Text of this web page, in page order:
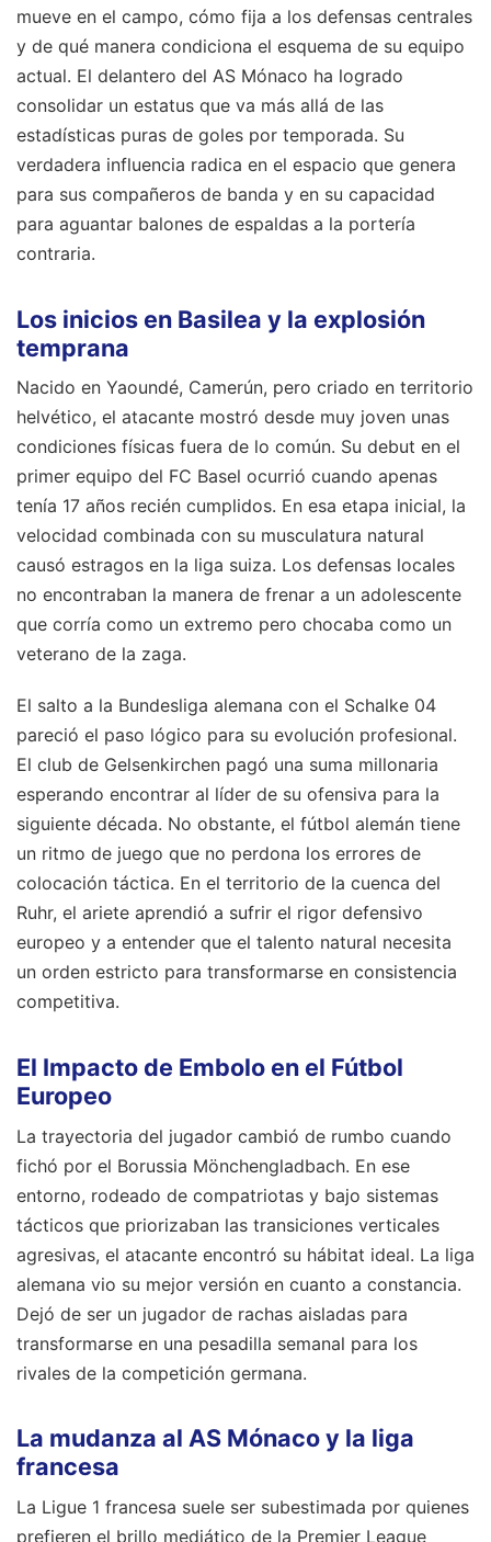
mueve en el campo, cómo fija a los defensas centrales
y de qué manera condiciona el esquema de su equipo
actual. El delantero del AS Mónaco ha logrado
consolidar un estatus que va más allá de las
estadísticas puras de goles por temporada. Su
verdadera influencia radica en el espacio que genera
para sus compañeros de banda y en su capacidad
para aguantar balones de espaldas a la portería
contraria.
Los inicios en Basilea y la explosión
temprana
Nacido en Yaoundé, Camerún, pero criado en territorio
helvético, el atacante mostró desde muy joven unas
condiciones físicas fuera de lo común. Su debut en el
primer equipo del FC Basel ocurrió cuando apenas
tenía 17 años recién cumplidos. En esa etapa inicial, la
velocidad combinada con su musculatura natural
causó estragos en la liga suiza. Los defensas locales
no encontraban la manera de frenar a un adolescente
que corría como un extremo pero chocaba como un
veterano de la zaga.
El salto a la Bundesliga alemana con el Schalke 04
pareció el paso lógico para su evolución profesional.
El club de Gelsenkirchen pagó una suma millonaria
esperando encontrar al líder de su ofensiva para la
siguiente década. No obstante, el fútbol alemán tiene
un ritmo de juego que no perdona los errores de
colocación táctica. En el territorio de la cuenca del
Ruhr, el ariete aprendió a sufrir el rigor defensivo
europeo y a entender que el talento natural necesita
un orden estricto para transformarse en consistencia
competitiva.
El Impacto de Embolo en el Fútbol
Europeo
La trayectoria del jugador cambió de rumbo cuando
fichó por el Borussia Mönchengladbach. En ese
entorno, rodeado de compatriotas y bajo sistemas
tácticos que priorizaban las transiciones verticales
agresivas, el atacante encontró su hábitat ideal. La liga
alemana vio su mejor versión en cuanto a constancia.
Dejó de ser un jugador de rachas aisladas para
transformarse en una pesadilla semanal para los
rivales de la competición germana.
La mudanza al AS Mónaco y la liga
francesa
La Ligue 1 francesa suele ser subestimada por quienes
prefieren el brillo mediático de la Premier League